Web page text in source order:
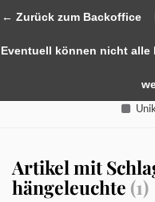
Artikel mit
hängeleuchte (1)
← Zurück zum Backoffice
Eventuell können nicht